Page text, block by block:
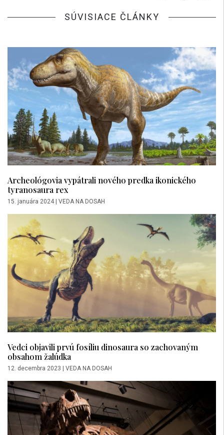
SÚVISIACE ČLÁNKY
Archeológovia vypátrali nového predka ikonického
tyranosaura rex
15. januára 2024 | VEDA NA DOSAH
Vedci objavili prvú fosíliu dinosaura so zachovaným
obsahom žalúdka
12. decembra 2023 VEDA NA DOSAH